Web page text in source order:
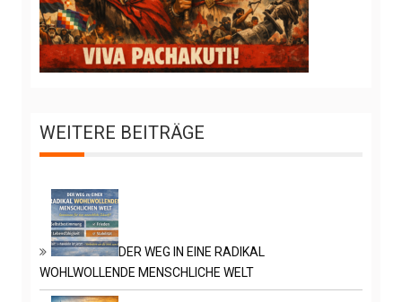
WEITERE BEITRÄGE
DER WEG IN EINE RADIKAL
WOHLWOLLENDE MENSCHLICHE WELT